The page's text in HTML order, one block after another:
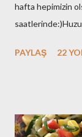
hafta hepimizin
gibi..Git gide
belasız
PAYLAŞ 22